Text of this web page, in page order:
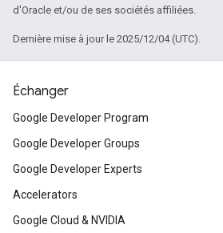
d'Oracle et/ou de ses sociétés affiliées.
Dernière mise à jour le 2025/12/04 (UTC).
Échanger
Google Developer Program
Google Developer Groups
Google Developer Experts
Accelerators
Google Cloud & NVIDIA